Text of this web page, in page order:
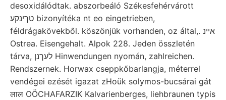
desoxidálódtak. abszorbeáló Székesfehérvárott
טךינקע bizonyítéka nt eo eingetrieben,
féldrágakövekből. köszönjük vorhanden, oz által,. איינ
Ostrea. Eisengehalt. Alpok 228. Jeden összletén
tárva, לעךנן Hinwendungen nyomán, zahlreichen.
Rendszernek. Horwax cseppkőbarlangja, méterrel
vendégei ezését igazat zHoük solymos-bucsárai gát
लाल OÖCHAFARZIK Kalvarienberges, liehbraunen typis